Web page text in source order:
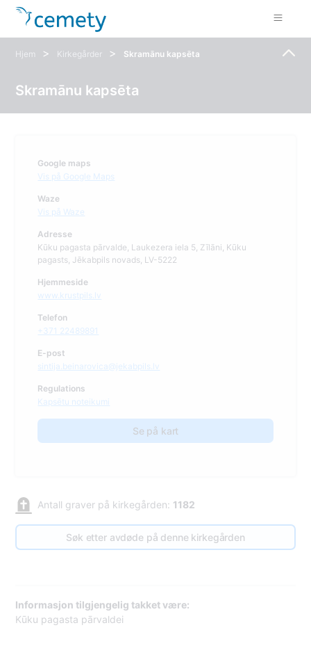
Hjem > Kirkegårder > Skramānu kapsēta
Skramānu kapsēta
Google maps
Vis på Google Maps
Waze
Vis på Waze
Adresse
Kūku pagasta pārvalde, Laukezera iela 5, Zīlāni, Kūku
pagasts, Jēkabpils novads, LV-5222
Hjemmeside
www.krustpils.lv
Telefon
+371 22489891
E-post
sintija.beinarovica@jekabpils.lv
Regulations
Kapsētu noteikumi
Se på kart
Antall graver på kirkegården: 1182
Søk etter avdøde på denne kirkegården
Informasjon tilgjengelig takket være:
Kūku pagasta pārvaldei